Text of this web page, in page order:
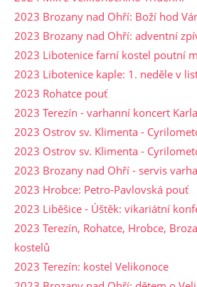
2023 Brozany nad Ohří: Boží hod
2023 Brozany nad Ohří: adventní
2023 Libotenice farní kostel poutní
2023 Libotenice kaple: 1. neděle v
2023 Rohatce pouť
2023 Terezín - varhanní koncert
2023 Ostrov sv. Klimenta -
2023 Ostrov sv. Klimenta -
2023 Brozany nad Ohří - servis
2023 Hrobce: Petro-Pavlovská pouť
2023 Liběšice - Úštěk: vikariátní
2023 Terezín, Rohatce, Hrobce,
kostelů
2023 Terezín: kostel Velikonoce